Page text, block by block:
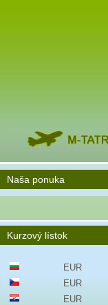
Naša ponuka
Kurzový lístok
EUR
EUR
EUR